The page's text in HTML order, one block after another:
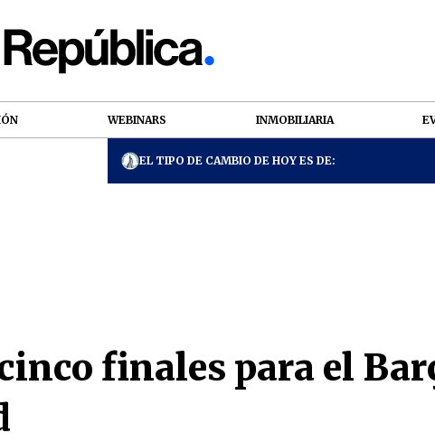
WEBINARS INMOBILIARIA
EL TIPO DE CAMBIO DE HOY ES DE:
finales para el